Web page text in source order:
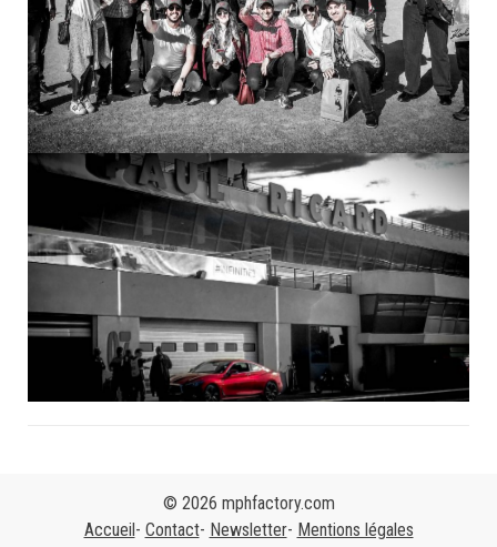
DÉCOUVERTE DES CHÂTEAUX DE LA LOIRE –
DELPHI
ULTIMATE TEST DRIVE AU CIRCUIT PAUL RICARD
INFINITI EUROPE
© 2026 mphfactory.com
Accueil Contact Newsletter Mentions légales